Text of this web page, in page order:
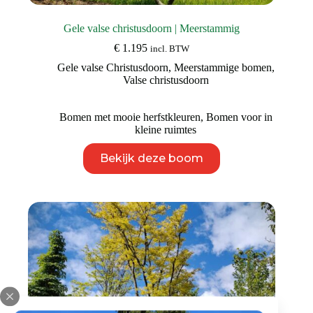
Gele valse christusdoorn | Meerstammig
€ 1.195 incl. BTW
Gele valse Christusdoorn, Meerstammige bomen,
Valse christusdoorn
Bomen met mooie herfstkleuren, Bomen voor in
kleine ruimtes
Bekijk deze boom
product
heeft
Deze
optie
kan
gekozen
worden
op
de
productpagina